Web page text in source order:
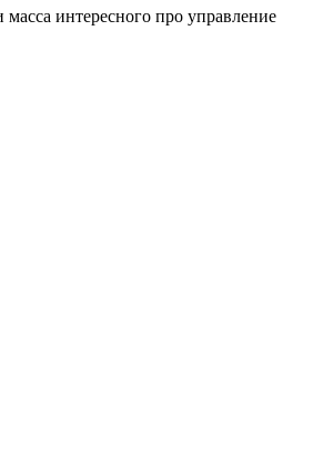
интересного про управление